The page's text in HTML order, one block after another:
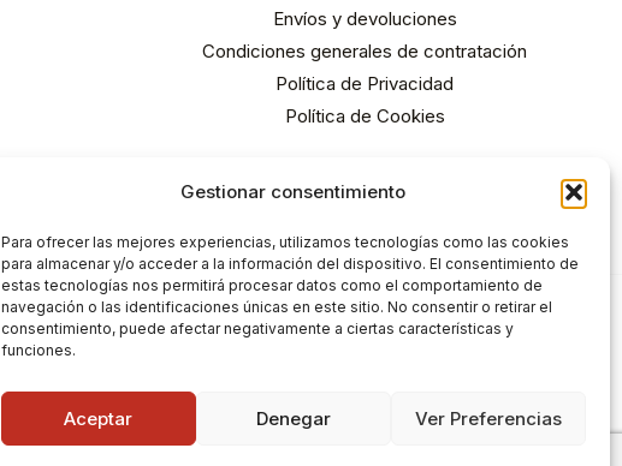
Gestionar consentimiento
Para ofrecer las mejores experiencias, utilizamos tecnologías como las cookies
para almacenar y/o acceder a la información del dispositivo. El consentimiento de
estas tecnologías nos permitirá procesar datos como el comportamiento de
navegación o las identificaciones únicas en este sitio. No consentir o retirar el
consentimiento, puede afectar negativamente a ciertas características y
funciones.
Aceptar Denegar Ver Preferencias
Envíos y devoluciones
Condiciones generales de contratación
Política de Privacidad
Política de Cookies